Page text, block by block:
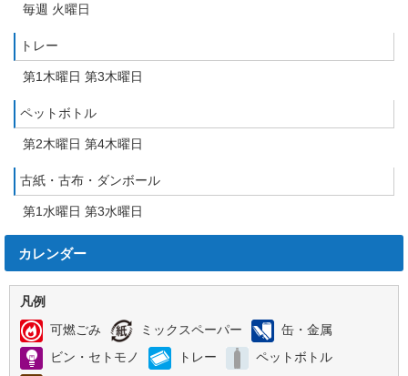
毎週 火曜日
トレー
第1木曜日 第3木曜日
ペットボトル
第2木曜日 第4木曜日
古紙・古布・ダンボール
第1水曜日 第3水曜日
カレンダー
凡例
可燃ごみ ミックスペーパー
缶・金属
ビン・セトモノ
トレー
ペットボトル